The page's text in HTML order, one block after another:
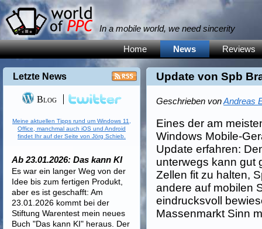
In a mobile world, we need sincerity
Home News Reviews
Update von Spb
Geschrieben vonAndreas
Eines der am
Windows Mobile-
Update erfahren:
unterwegs kann gut
Zellen fit zu halten,
andere auf mobilen
eindrucksvoll
Massenmarkt Sinn
Letzte News
Blog
Meine aktuellen Tipps rund um Windows 11,
Office, manchmal auch iOS und Android
findet Ihr auf der Seite von Jörg Schieb.
Ab 23.01.2026: Das kann KI
Es war ein langer Weg von der
Idee bis zum fertigen Produkt,
aber es ist geschafft: Am
23.01.2026 kommt bei der
Stiftung Warentest mein neues
Buch "Das kann KI" heraus. Der